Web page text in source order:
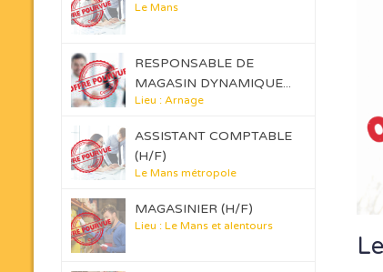
Le Mans
RESPONSABLE DE
MAGASIN DYNAMIQUE...
Lieu : Arnage
ASSISTANT COMPTABLE
(H/F)
Le Mans métropole
MAGASINIER (H/F)
Lieu : Le Mans et alentours